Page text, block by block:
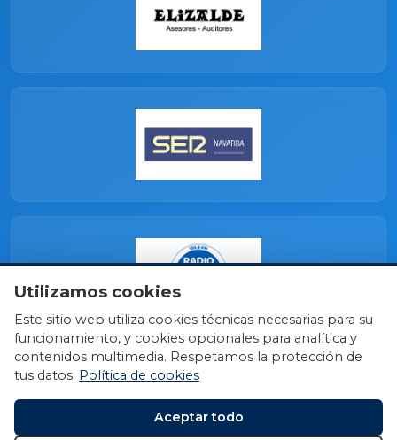
Utilizamos cookies
Este sitio web utiliza cookies técnicas necesarias para su
funcionamiento, y cookies opcionales para analítica y
contenidos multimedia. Respetamos la protección de
tus datos. Política de cookies
Aceptar todo